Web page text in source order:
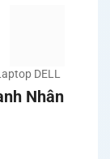
DELL
Nhân